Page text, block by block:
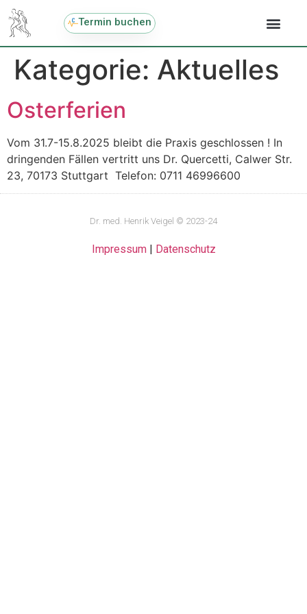
Termin buchen
Kategorie: Aktuelles
Osterferien
Vom 31.7-15.8.2025 bleibt die Praxis geschlossen ! In
dringenden Fällen vertritt uns Dr. Quercetti, Calwer Str.
23, 70173 Stuttgart Telefon: 0711 46996600
Dr. med. Henrik Veigel © 2023-24
Impressum Datenschutz